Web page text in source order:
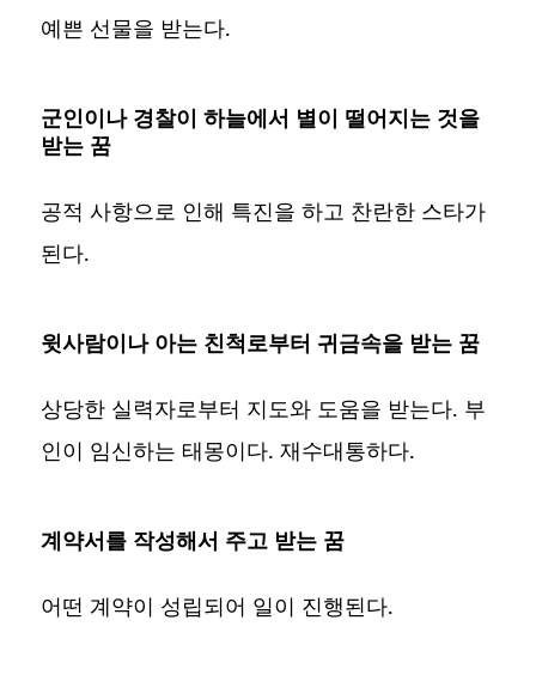
예쁜 선물을 받는다.
군인이나 경찰이 하늘에서 별이 떨어지는 것을
받는 꿈
공적 사항으로 인해 특진을 하고 찬란한 스타가
된다.
윗사람이나 아는 친척로부터 귀금속을 받는 꿈
상당한 실력자로부터 지도와 도움을 받는다. 부
인이 임신하는 태몽이다. 재수대통하다.
계약서를 작성해서 주고 받는 꿈
어떤 계약이 성립되어 일이 진행된다.